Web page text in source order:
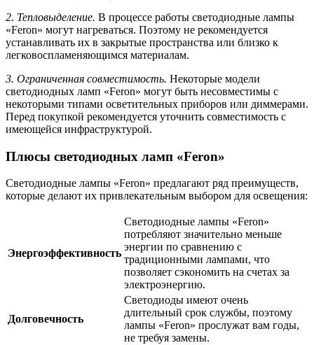
2. Тепловыделение. В процессе работы светодиодные лампы
«Feron» могут нагреваться. Поэтому не рекомендуется
устанавливать их в закрытые пространства или близко к
легковоспламеняющимся материалам.
3. Ограниченная совместимость. Некоторые модели
светодиодных ламп «Feron» могут быть несовместимы с
некоторыми типами осветительных приборов или диммерами.
Перед покупкой рекомендуется уточнить совместимость с
имеющейся инфраструктурой.
Плюсы светодиодных ламп «Feron»
Светодиодные лампы «Feron» предлагают ряд преимуществ,
которые делают их привлекательным выбором для освещения:
Энергоэффективность
Светодиодные лампы «Feron»
потребляют значительно меньше
энергии по сравнению с
традиционными лампами, что
позволяет сэкономить на счетах за
электроэнергию.
Долговечность
Светодиоды имеют очень
длительный срок службы, поэтому
лампы «Feron» прослужат вам годы,
не требуя замены.